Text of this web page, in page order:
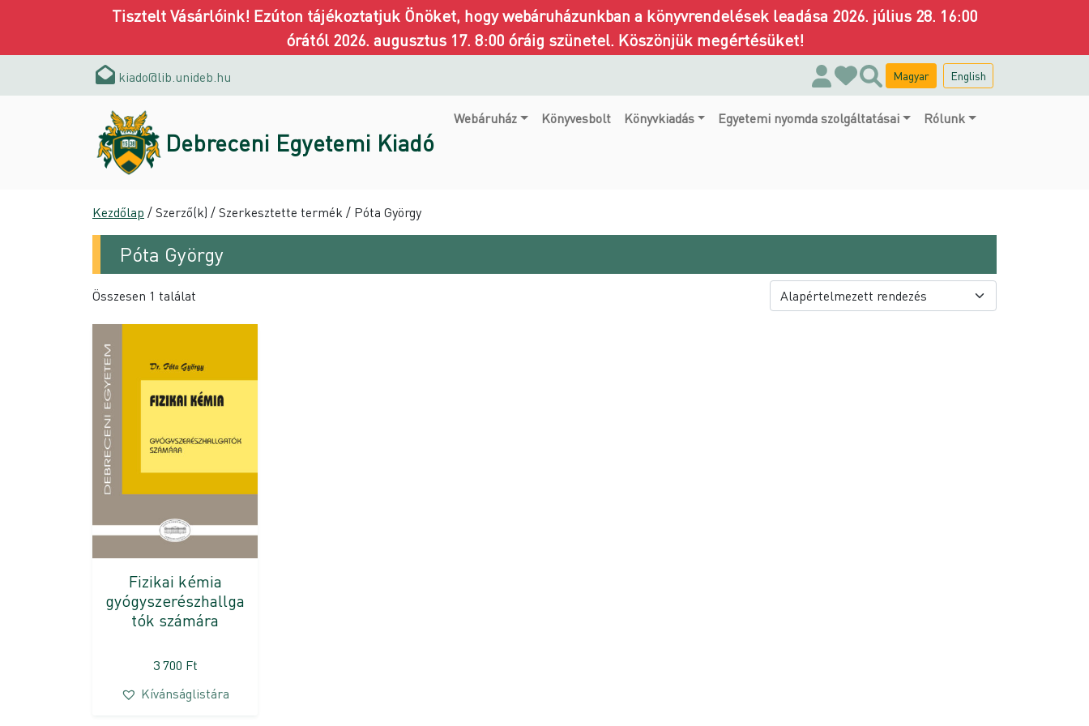
Tisztelt Vásárlóink! Ezúton tájékoztatjuk Önöket, hogy webáruházunkban a könyvrendelések leadása 2026. július 28. 16:00
órától 2026. augusztus 17. 8:00 óráig szünetel. Köszönjük megértésüket!
kiado@lib.unideb.hu Magyar English
Debreceni Egyetemi Kiadó
Webáruház Könyvesbolt Könyvkiadás Egyetemi nyomda szolgáltatásai Rólunk
Kezdőlap / Szerző(k) / Szerkesztette termék / Póta György
Póta György
Összesen 1 találat
Fizikai kémia
gyógyszerészhallga
tók számára
3 700 Ft
Kívánságlistára